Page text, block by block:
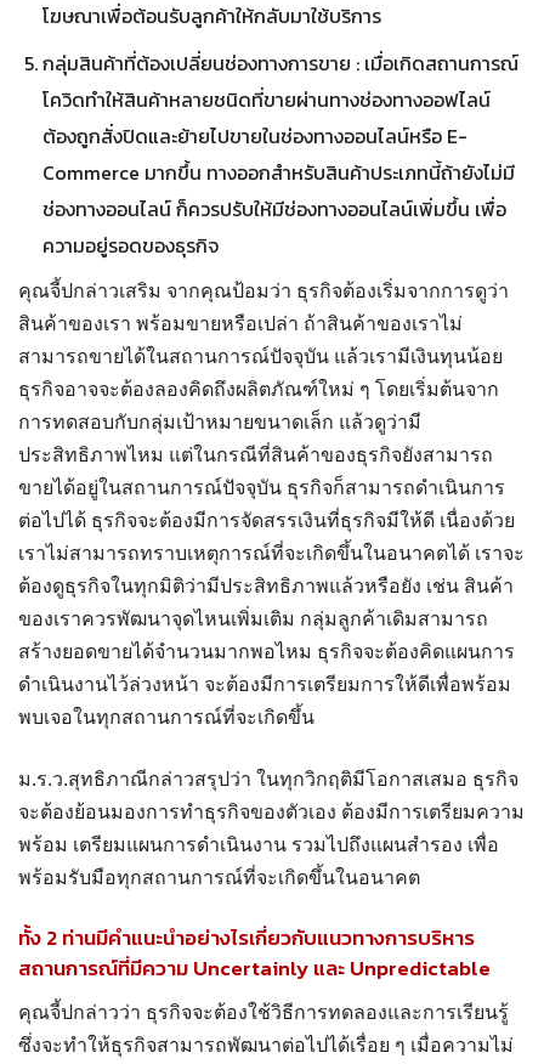
โฆษณาเพื่อต้อนรับลูกค้าให้กลับมาใช้บริการ
กลุ่มสินค้าที่ต้องเปลี่ยนช่องทางการขาย : เมื่อเกิดสถานการณ์
โควิดทำให้สินค้าหลายชนิดที่ขายผ่านทางช่องทางออฟไลน์
ต้องถูกสั่งปิดและย้ายไปขายในช่องทางออนไลน์หรือ E-
Commerce มากขึ้น ทางออกสำหรับสินค้าประเภทนี้ถ้ายังไม่มี
ช่องทางออนไลน์ ก็ควรปรับให้มีช่องทางออนไลน์เพิ่มขึ้น เพื่อ
ความอยู่รอดของธุรกิจ
คุณจี้ปกล่าวเสริม จากคุณป้อมว่า ธุรกิจต้องเริ่มจากการดูว่า
สินค้าของเรา พร้อมขายหรือเปล่า ถ้าสินค้าของเราไม่
สามารถขายได้ในสถานการณ์ปัจจุบัน แล้วเรามีเงินทุนน้อย
ธุรกิจอาจจะต้องลองคิดถึงผลิตภัณฑ์ใหม่ ๆ โดยเริ่มต้นจาก
การทดสอบกับกลุ่มเป้าหมายขนาดเล็ก แล้วดูว่ามี
ประสิทธิภาพไหม แต่ในกรณีที่สินค้าของธุรกิจยังสามารถ
ขายได้อยู่ในสถานการณ์ปัจจุบัน ธุรกิจก็สามารถดำเนินการ
ต่อไปได้ ธุรกิจจะต้องมีการจัดสรรเงินที่ธุรกิจมีให้ดี เนื่องด้วย
เราไม่สามารถทราบเหตุการณ์ที่จะเกิดขึ้นในอนาคตได้ เราจะ
ต้องดูธุรกิจในทุกมิติว่ามีประสิทธิภาพแล้วหรือยัง เช่น สินค้า
ของเราควรพัฒนาจุดไหนเพิ่มเติม กลุ่มลูกค้าเดิมสามารถ
สร้างยอดขายได้จำนวนมากพอไหม ธุรกิจจะต้องคิดแผนการ
ดำเนินงานไว้ล่วงหน้า จะต้องมีการเตรียมการให้ดีเพื่อพร้อม
พบเจอในทุกสถานการณ์ที่จะเกิดขึ้น
ม.ร.ว.สุทธิภาณีกล่าวสรุปว่า ในทุกวิกฤติมีโอกาสเสมอ ธุรกิจ
จะต้องย้อนมองการทำธุรกิจของตัวเอง ต้องมีการเตรียมความ
พร้อม เตรียมแผนการดำเนินงาน รวมไปถึงแผนสำรอง เพื่อ
พร้อมรับมือทุกสถานการณ์ที่จะเกิดขึ้นในอนาคต
ทั้ง 2 ท่านมีคำแนะนำอย่างไรเกี่ยวกับแนวทางการบริหาร
สถานการณ์ที่มีความ Uncertainly และ Unpredictable
คุณจี้ปกล่าวว่า ธุรกิจจะต้องใช้วิธีการทดลองและการเรียนรู้
ซึ่งจะทำให้ธุรกิจสามารถพัฒนาต่อไปได้เรื่อย ๆ เมื่อความไม่